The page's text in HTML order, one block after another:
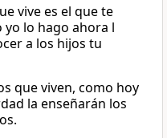
vive es el que te
yo lo hago ahora l
a los hijos tu
que viven, como hoy
la enseñarán los